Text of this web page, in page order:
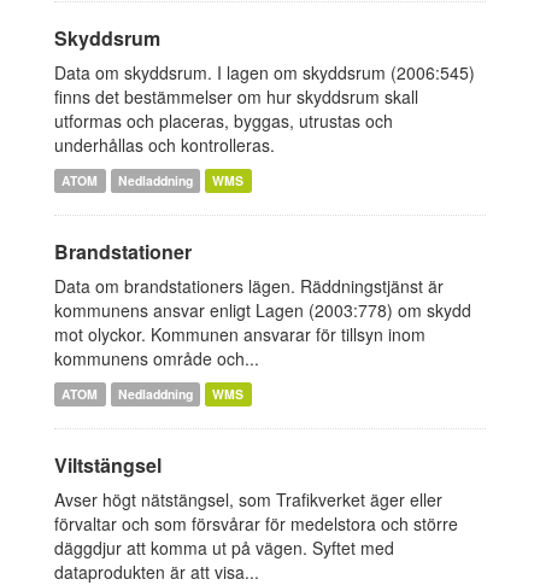
Skyddsrum
Data om skyddsrum. I lagen om skyddsrum (2006:545)
finns det bestämmelser om hur skyddsrum skall
utformas och placeras, byggas, utrustas och
underhållas och kontrolleras.
ATOM Nedladdning WMS
Brandstationer
Data om brandstationers lägen. Räddningstjänst är
kommunens ansvar enligt Lagen (2003:778) om skydd
mot olyckor. Kommunen ansvarar för tillsyn inom
kommunens område och...
ATOM Nedladdning WMS
Viltstängsel
Avser högt nätstängsel, som Trafikverket äger eller
förvaltar och som försvårar för medelstora och större
däggdjur att komma ut på vägen. Syftet med
dataprodukten är att visa...